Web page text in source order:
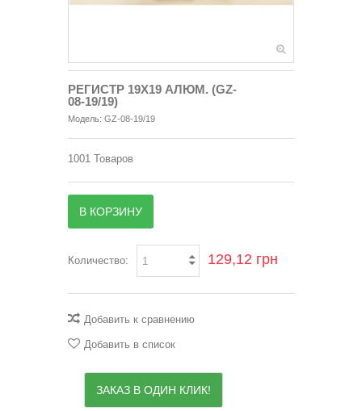
РЕГИСТР 19Х19 АЛЮМ. (GZ-
08-19/19)
Модель: GZ-08-19/19
1001 Товаров
В КОРЗИНУ
Количество: 129,12 грн
Добавить к сравнению
Добавить в список
ЗАКАЗ В ОДИН КЛИК!